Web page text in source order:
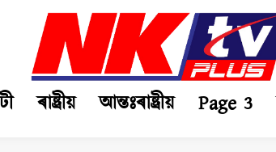
ৰাষ্ট্ৰীয় আন্তঃৰাষ্ট্ৰীয় Page 3